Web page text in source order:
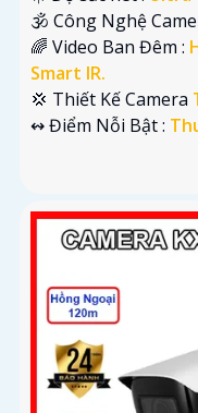
🕉️ Công Nghệ
🌈 Video Ban Đêm :
Smart IR.
💢 Thiết Kế Camera
️↭ Điểm Nỗi Bật :